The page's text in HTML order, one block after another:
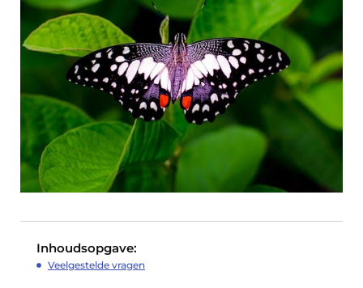
Inhoudsopgave:
Veelgestelde vragen